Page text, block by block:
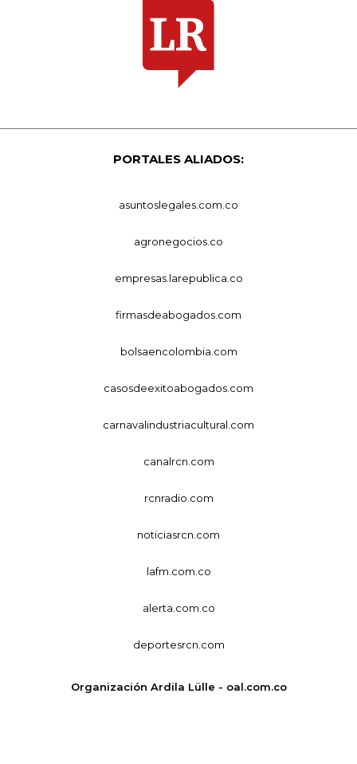
PORTALES ALIADOS:
asuntoslegales.com.co
agronegocios.co
empresas.larepublica.co
firmasdeabogados.com
bolsaencolombia.com
casosdeexitoabogados.com
carnavalindustriacultural.com
canalrcn.com
rcnradio.com
noticiasrcn.com
lafm.com.co
alerta.com.co
deportesrcn.com
Organización Ardila Lülle - oal.com.co